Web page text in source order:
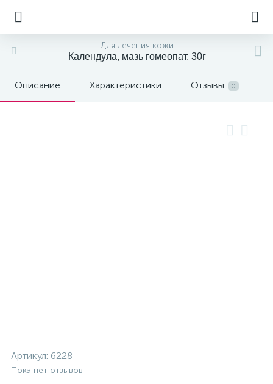
Для лечения кожи
Календула, мазь гомеопат. 30г
Описание Характеристики Отзывы 0
Артикул: 6228
Пока нет отзывов